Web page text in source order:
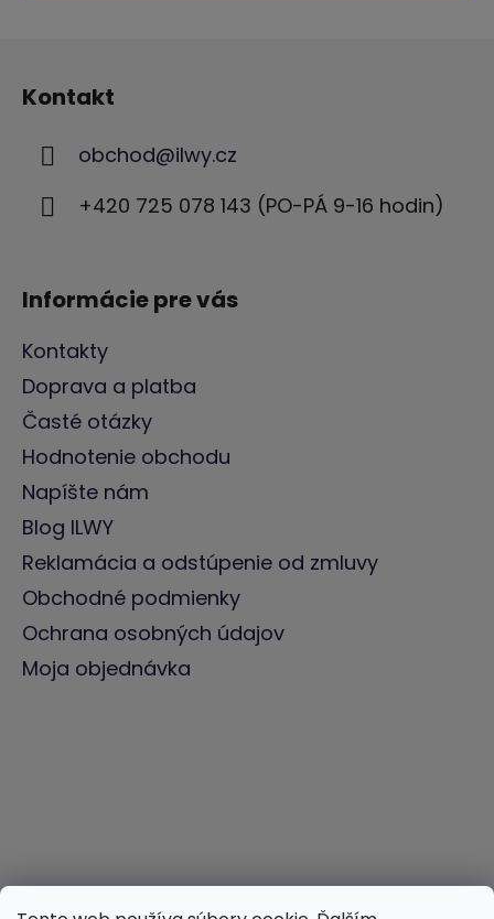
Kontakt
obchod@ilwy.cz
+420 725 078 143 (PO-PÁ 9-16 hodin)
Informácie pre vás
Kontakty
Doprava a platba
Časté otázky
Hodnotenie obchodu
Napíšte nám
Blog ILWY
Reklamácia a odstúpenie od zmluvy
Obchodné podmienky
Ochrana osobných údajov
Moja objednávka